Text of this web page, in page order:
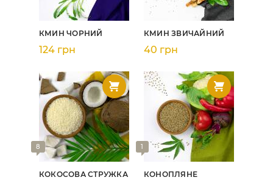
КМИН ЧОРНИЙ
124 грн
КМИН ЗВИЧАЙНИЙ
40 грн
8
КОКОСОВА СТРУЖКА
1
КОНОПЛЯНЕ